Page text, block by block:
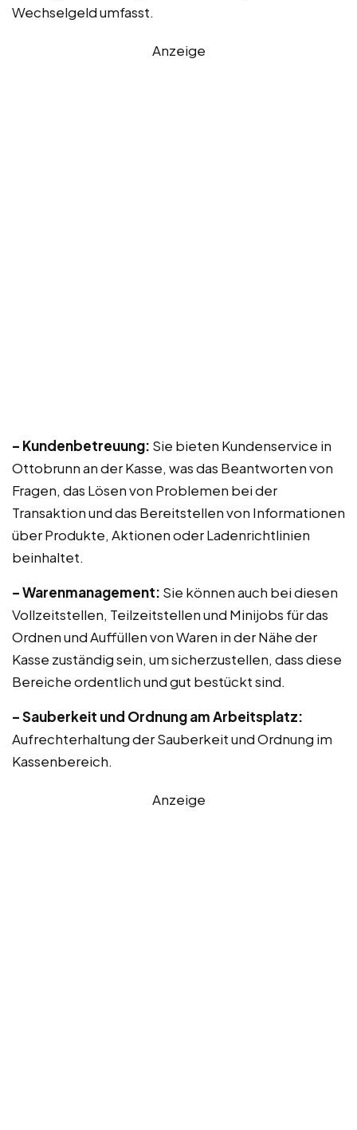
Wechselgeld umfasst.
Anzeige
– Kundenbetreuung: Sie bieten Kundenservice in
Ottobrunn an der Kasse, was das Beantworten von
Fragen, das Lösen von Problemen bei der
Transaktion und das Bereitstellen von Informationen
über Produkte, Aktionen oder Ladenrichtlinien
beinhaltet.
– Warenmanagement: Sie können auch bei diesen
Vollzeitstellen, Teilzeitstellen und Minijobs für das
Ordnen und Auffüllen von Waren in der Nähe der
Kasse zuständig sein, um sicherzustellen, dass diese
Bereiche ordentlich und gut bestückt sind.
– Sauberkeit und Ordnung am Arbeitsplatz:
Aufrechterhaltung der Sauberkeit und Ordnung im
Kassenbereich.
Anzeige